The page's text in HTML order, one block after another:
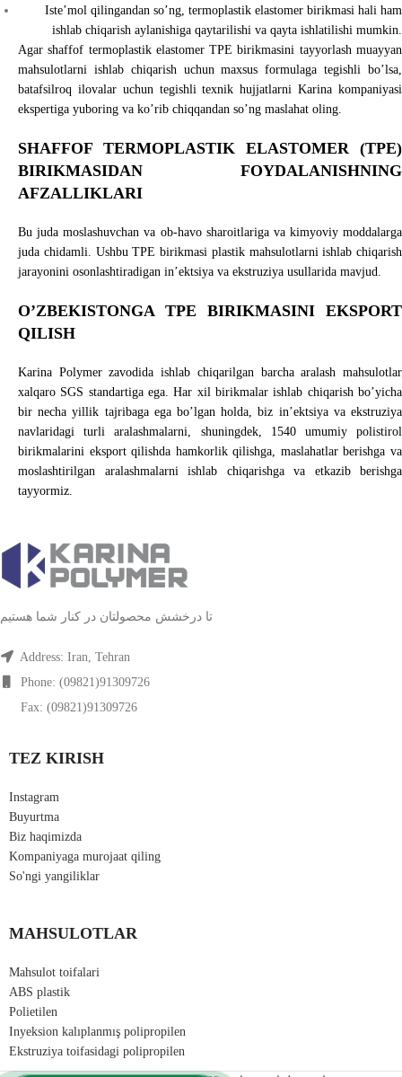
Iste’mol qilingandan so’ng, termoplastik elastomer birikmasi hali ham
ishlab chiqarish aylanishiga qaytarilishi va qayta ishlatilishi mumkin.
Agar shaffof termoplastik elastomer TPE birikmasini tayyorlash muayyan
mahsulotlarni ishlab chiqarish uchun maxsus formulaga tegishli bo’lsa,
batafsilroq ilovalar uchun tegishli texnik hujjatlarni Karina kompaniyasi
ekspertiga yuboring va ko’rib chiqqandan so’ng maslahat oling.
SHAFFOF TERMOPLASTIK ELASTOMER (TPE)
BIRIKMASIDAN FOYDALANISHNING
AFZALLIKLARI
Bu juda moslashuvchan va ob-havo sharoitlariga va kimyoviy moddalarga
juda chidamli. Ushbu TPE birikmasi plastik mahsulotlarni ishlab chiqarish
jarayonini osonlashtiradigan in’ektsiya va ekstruziya usullarida mavjud.
O’ZBEKISTONGA TPE BIRIKMASINI EKSPORT
QILISH
Karina Polymer zavodida ishlab chiqarilgan barcha aralash mahsulotlar
xalqaro SGS standartiga ega. Har xil birikmalar ishlab chiqarish bo’yicha
bir necha yillik tajribaga ega bo’lgan holda, biz in’ektsiya va ekstruziya
navlaridagi turli aralashmalarni, shuningdek, 1540 umumiy polistirol
birikmalarini eksport qilishda hamkorlik qilishga, maslahatlar berishga va
moslashtirilgan aralashmalarni ishlab chiqarishga va etkazib berishga
tayyormiz.
تا درخشش محصولتان در کنار شما هستیم
Address: Iran, Tehran
Phone: (09821)91309726
Fax: (09821)91309726
TEZ KIRISH
Instagram
Buyurtma
Biz haqimizda
Kompaniyaga murojaat qiling
So'ngi yangiliklar
MAHSULOTLAR
Mahsulot toifalari
ABS plastik
Polietilen
Inyeksion kalıplanmış polipropilen
Ekstruziya toifasidagi polipropilen